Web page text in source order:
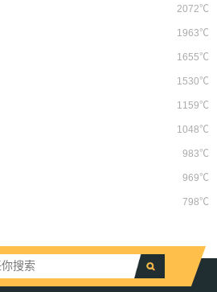
2072℃
1963℃
1655℃
1530℃
1159℃
1048℃
983℃
969℃
798℃